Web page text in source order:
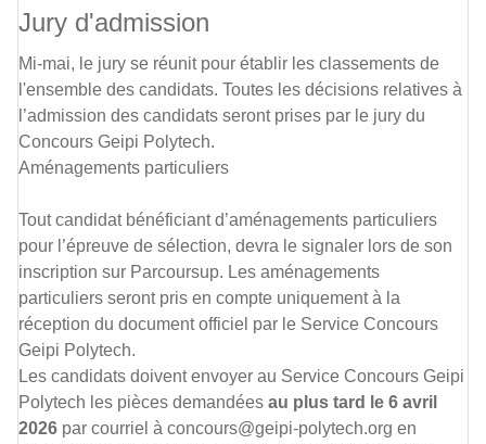
Jury d'admission
Mi-mai, le jury se réunit pour établir les classements de
l'ensemble des candidats. Toutes les décisions relatives à
l’admission des candidats seront prises par le jury du
Concours Geipi Polytech.
Aménagements particuliers
Tout candidat bénéficiant d’aménagements particuliers
pour l’épreuve de sélection, devra le signaler lors de son
inscription sur Parcoursup. Les aménagements
particuliers seront pris en compte uniquement à la
réception du document officiel par le Service Concours
Geipi Polytech.
Les candidats doivent envoyer au Service Concours Geipi
Polytech les pièces demandées au plus tard le 6 avril
2026 par courriel à concours@geipi-polytech.org en